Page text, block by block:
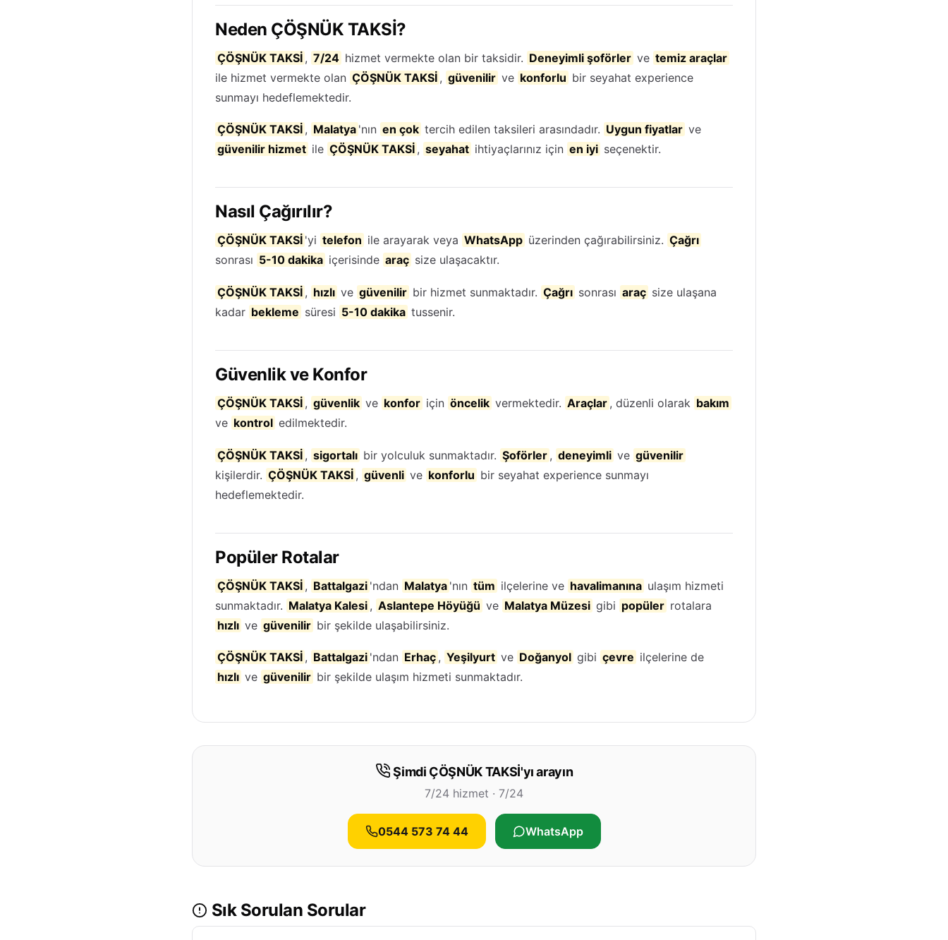
Neden ÇÖŞNÜK TAKSİ?
ÇÖŞNÜK TAKSİ , 7/24 hizmet vermekte olan bir taksidir. Deneyimli şoförler ve temiz araçlar
ile hizmet vermekte olan ÇÖŞNÜK TAKSİ , güvenilir ve konforlu bir seyahat experience
sunmayı hedeflemektedir.
ÇÖŞNÜK TAKSİ , Malatya 'nın en çok tercih edilen taksileri arasındadır. Uygun fiyatlar ve
güvenilir hizmet ile ÇÖŞNÜK TAKSİ , seyahat ihtiyaçlarınız için en iyi seçenektir.
Nasıl Çağırılır?
ÇÖŞNÜK TAKSİ 'yi telefon ile arayarak veya WhatsApp üzerinden çağırabilirsiniz. Çağrı
sonrası 5-10 dakika içerisinde araç size ulaşacaktır.
ÇÖŞNÜK TAKSİ , hızlı ve güvenilir bir hizmet sunmaktadır. Çağrı sonrası araç size ulaşana
kadar bekleme süresi 5-10 dakika tussenir.
Güvenlik ve Konfor
ÇÖŞNÜK TAKSİ , güvenlik ve konfor için öncelik vermektedir. Araçlar , düzenli olarak bakım
ve kontrol edilmektedir.
ÇÖŞNÜK TAKSİ , sigortalı bir yolculuk sunmaktadır. Şoförler , deneyimli ve güvenilir
kişilerdir. ÇÖŞNÜK TAKSİ , güvenli ve konforlu bir seyahat experience sunmayı
hedeflemektedir.
Popüler Rotalar
ÇÖŞNÜK TAKSİ , Battalgazi 'ndan Malatya 'nın tüm ilçelerine ve havalimanına ulaşım hizmeti
sunmaktadır. Malatya Kalesi , Aslantepe Höyüğü ve Malatya Müzesi gibi popüler rotalara
hızlı ve güvenilir bir şekilde ulaşabilirsiniz.
ÇÖŞNÜK TAKSİ , Battalgazi 'ndan Erhaç , Yeşilyurt ve Doğanyol gibi çevre ilçelerine de
hızlı ve güvenilir bir şekilde ulaşım hizmeti sunmaktadır.
Şimdi ÇÖŞNÜK TAKSİ'yı arayın
7/24 hizmet · 7/24
0544 573 74 44 WhatsApp
Sık Sorulan Sorular